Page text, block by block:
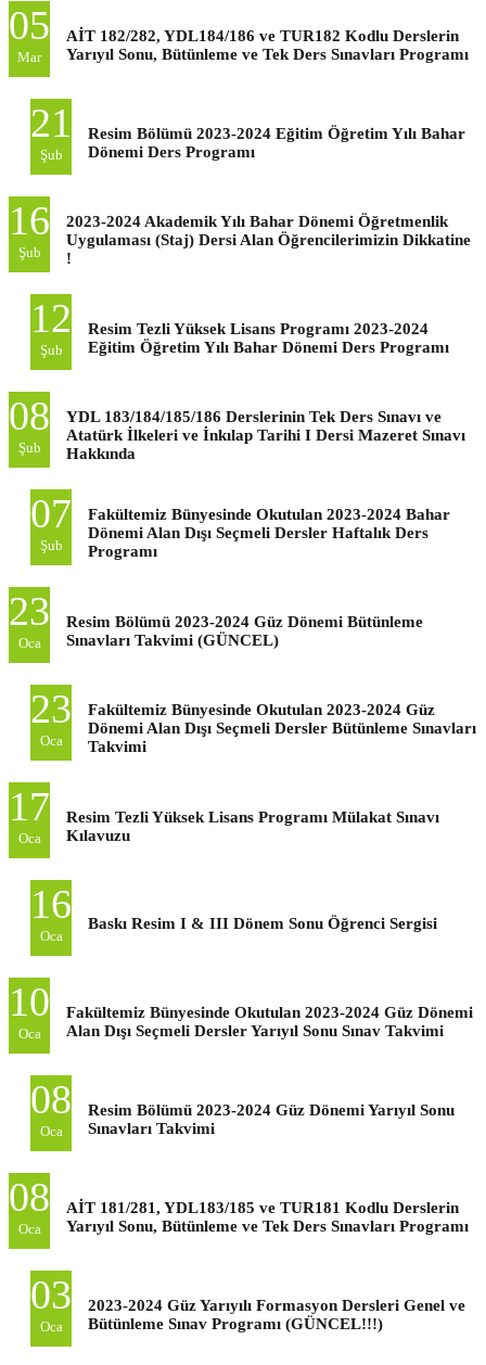
05
Mar
AİT 182/282, YDL184/186 ve TUR182 Kodlu Derslerin
Yarıyıl Sonu, Bütünleme ve Tek Ders Sınavları Programı
21
Şub
Resim Bölümü 2023-2024 Eğitim Öğretim Yılı Bahar
Dönemi Ders Programı
16
Şub
2023-2024 Akademik Yılı Bahar Dönemi Öğretmenlik
Uygulaması (Staj) Dersi Alan Öğrencilerimizin Dikkatine
!
12
Şub
Resim Tezli Yüksek Lisans Programı 2023-2024
Eğitim Öğretim Yılı Bahar Dönemi Ders Programı
08
Şub
YDL 183/184/185/186 Derslerinin Tek Ders Sınavı ve
Atatürk İlkeleri ve İnkılap Tarihi I Dersi Mazeret Sınavı
Hakkında
07
Şub
Fakültemiz Bünyesinde Okutulan 2023-2024 Bahar
Dönemi Alan Dışı Seçmeli Dersler Haftalık Ders
Programı
23
Oca
Resim Bölümü 2023-2024 Güz Dönemi Bütünleme
Sınavları Takvimi (GÜNCEL)
23
Oca
Fakültemiz Bünyesinde Okutulan 2023-2024 Güz
Dönemi Alan Dışı Seçmeli Dersler Bütünleme Sınavları
Takvimi
17
Oca
Resim Tezli Yüksek Lisans Programı Mülakat Sınavı
Kılavuzu
16
Oca
Baskı Resim I & III Dönem Sonu Öğrenci Sergisi
10
Oca
Fakültemiz Bünyesinde Okutulan 2023-2024 Güz Dönemi
Alan Dışı Seçmeli Dersler Yarıyıl Sonu Sınav Takvimi
08
Oca
Resim Bölümü 2023-2024 Güz Dönemi Yarıyıl Sonu
Sınavları Takvimi
08
Oca
AİT 181/281, YDL183/185 ve TUR181 Kodlu Derslerin
Yarıyıl Sonu, Bütünleme ve Tek Ders Sınavları Programı
03
Oca
2023-2024 Güz Yarıyılı Formasyon Dersleri Genel ve
Bütünleme Sınav Programı (GÜNCEL!!!)